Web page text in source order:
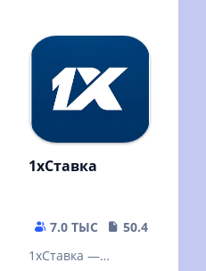
букмекер дарит
бонус 3000р всем
новым клиентам!
133.51 MB
1xСтавка
7.0 ТЫС
50.48 MB
1xСтавка —